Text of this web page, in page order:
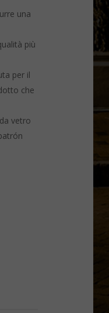
una
più
per il
che
vetro